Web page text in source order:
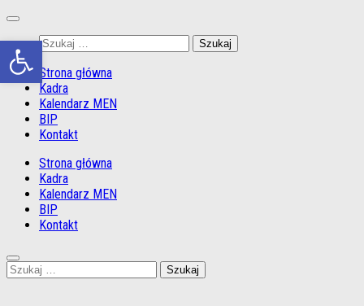
Przejdź
treści Szukaj:
Strona główna
Kadra
Kalendarz MEN
BIP
Kontakt
Strona główna
Kadra
Kalendarz MEN
BIP
Kontakt
Szukaj:
Otwórz pasek narzędzi